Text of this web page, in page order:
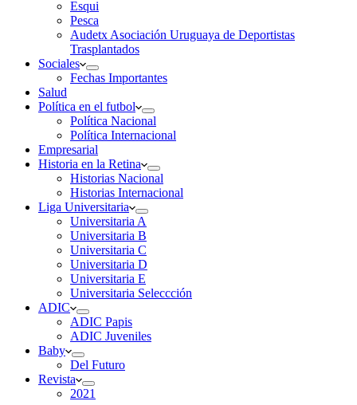
Esqui
Pesca
Audetx Asociación Uruguaya de Deportistas
Trasplantados
Sociales
Fechas Importantes
Salud
Política en el futbol
Política Nacional
Política Internacional
Empresarial
Historia en la Retina
Historias Nacional
Historias Internacional
Liga Universitaria
Universitaria A
Universitaria B
Universitaria C
Universitaria D
Universitaria E
Universitaria Seleccción
ADIC
ADIC Papis
ADIC Juveniles
Baby
Del Futuro
Revista
2021